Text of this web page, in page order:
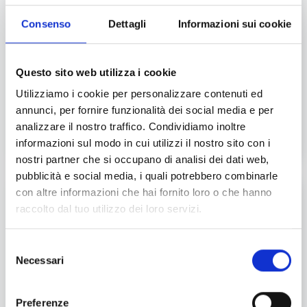
Consenso Dettagli Informazioni sui cookie
Questo sito web utilizza i cookie
Utilizziamo i cookie per personalizzare contenuti ed
annunci, per fornire funzionalità dei social media e per
analizzare il nostro traffico. Condividiamo inoltre
informazioni sul modo in cui utilizzi il nostro sito con i
nostri partner che si occupano di analisi dei dati web,
pubblicità e social media, i quali potrebbero combinarle
con altre informazioni che hai fornito loro o che hanno
raccolto dal tuo utilizzo dei loro servizi.
delNecessari
Preferenze
Muushi
Scegli tra una varietà di opzioni deliziose per un'esperienza